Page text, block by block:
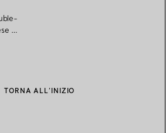
e
TORNA ALL’INIZIO